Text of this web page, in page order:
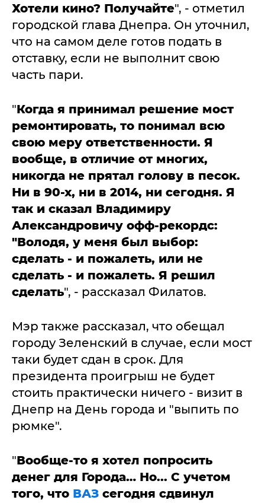
Хотели кино? Получайте", - отметил
городской глава Днепра. Он уточнил,
что на самом деле готов подать в
отставку, если не выполнит свою
часть пари.
"Когда я принимал решение мост
ремонтировать, то понимал всю
свою меру ответственности. Я
вообще, в отличие от многих,
никогда не прятал голову в песок.
Ни в 90-х, ни в 2014, ни сегодня. Я
так и сказал Владимиру
Александровичу офф-рекордс:
"Володя, у меня был выбор:
сделать - и пожалеть, или не
сделать - и пожалеть. Я решил
сделать", - рассказал Филатов.
Мэр также рассказал, что обещал
городу Зеленский в случае, если мост
таки будет сдан в срок. Для
президента проигрыш не будет
стоить практически ничего - визит в
Днепр на День города и "выпить по
рюмке".
"Вообще-то я хотел попросить
денег для Города… Но... С учетом
того, что ВАЗ сегодня сдвинул